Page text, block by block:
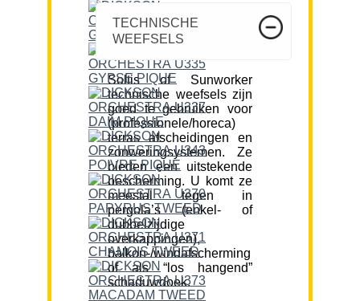
TECHNISCHE
WEEFSELS
Soltis of Sunworker
technische weefsels zijn
goed te gebruiken voor
(professionele/horeca)
terras afscheidingen en
zonweringsystemen. Ze
bieden een uitstekende
bescherming. U komt ze
meestal tegen in
pergola’s (enkel- of
dubbelzijdige
overkappingen),
balkon-/windafscherming
of als “los hangend”
schaduwdoek.